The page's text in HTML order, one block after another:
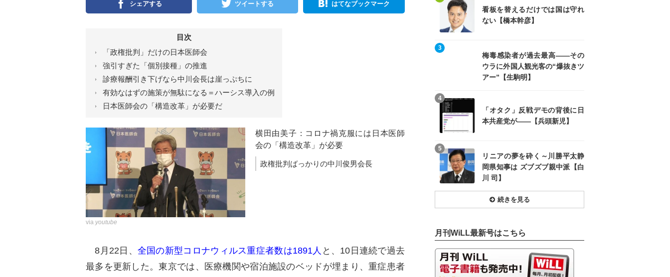
シェアする ツイートする はてなブックマーク
目次
「政権批判」だけの日本医師会
強引すぎた「個別接種」の推進
診療報酬引き下げなら中川会長は崖っぷちに
有効なはずの施策が無駄になる＝ハーシス導入の例
日本医師会の「構造改革」が必要だ
横田由美子：コロナ禍克服には日本医師
会の「構造改革」が必要
政権批判ばっかりの中川俊男会長
via youtube
8月22日、 全国の新型コロナウィルス重症者数は1891人 と、10日連続で過去
最多を更新した。東京では、医療機関や宿泊施設のベッドが埋まり、重症患者
看板を替えるだけでは国は守れ
ない【橋本幹彦】
梅毒感染者が過去最高――その
ウラに外国人観光客の“爆抜きツ
アー”【生駒明】
3
「オタク」反戦デモの背後に日
本共産党が――【兵頭新児】
4
リニアの夢を砕く～川勝平太静
岡県知事は ズブズブ親中派【白
川 司】
5
続きを見る
月刊WiLL最新号はこちら